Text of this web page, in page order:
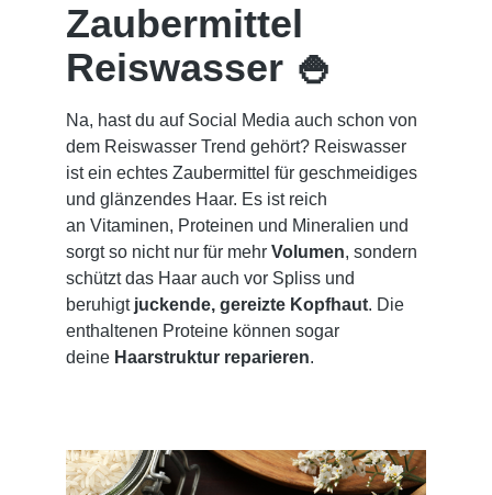
Zaubermittel
Reiswasser 🍚
Na, hast du auf Social Media auch schon von
dem Reiswasser Trend gehört? Reiswasser
ist ein echtes Zaubermittel für geschmeidiges
und glänzendes Haar. Es ist reich
an Vitaminen, Proteinen und Mineralien und
sorgt so nicht nur für mehr Volumen, sondern
schützt das Haar auch vor Spliss und
beruhigt juckende, gereizte Kopfhaut. Die
enthaltenen Proteine können sogar
deine Haarstruktur reparieren.